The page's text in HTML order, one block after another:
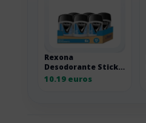
Rexona
Desodorante Stick
Antitranspirante
10.19 euros